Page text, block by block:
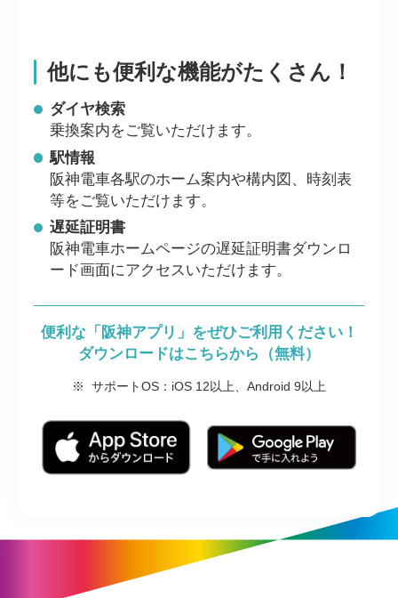
他にも便利な機能がたくさん！
ダイヤ検索
乗換案内をご覧いただけます。
駅情報
阪神電車各駅のホーム案内や構内図、時刻表
等をご覧いただけます。
遅延証明書
阪神電車ホームページの遅延証明書ダウンロ
ード画面にアクセスいただけます。
便利な「阪神アプリ」をぜひご利用ください！
ダウンロードはこちらから（無料）
※ サポートOS：iOS 12以上、Android 9以上